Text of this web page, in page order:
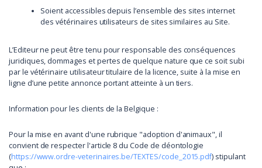
Soient accessibles depuis l’ensemble des sites internet
des vétérinaires utilisateurs de sites similaires au Site.
L’Editeur ne peut être tenu pour responsable des conséquences
juridiques, dommages et pertes de quelque nature que ce soit subi
par le vétérinaire utilisateur titulaire de la licence, suite à la mise en
ligne d’une petite annonce portant atteinte à un tiers.
Information pour les clients de la Belgique :
Pour la mise en avant d'une rubrique "adoption d'animaux", il
convient de respecter l'article 8 du Code de déontologie
(https://www.ordre-veterinaires.be/TEXTES/code_2015.pdf) stipulant